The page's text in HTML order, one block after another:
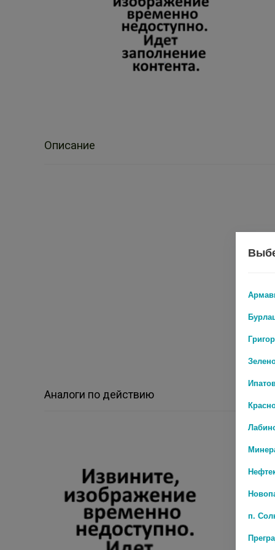
Описание
Аналоги по действию
п.